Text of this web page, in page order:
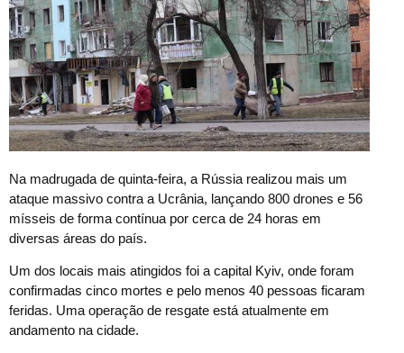
Na madrugada de quinta-feira, a Rússia realizou mais um
ataque massivo contra a Ucrânia, lançando 800 drones e 56
mísseis de forma contínua por cerca de 24 horas em
diversas áreas do país.
Um dos locais mais atingidos foi a capital Kyiv, onde foram
confirmadas cinco mortes e pelo menos 40 pessoas ficaram
feridas. Uma operação de resgate está atualmente em
andamento na cidade.